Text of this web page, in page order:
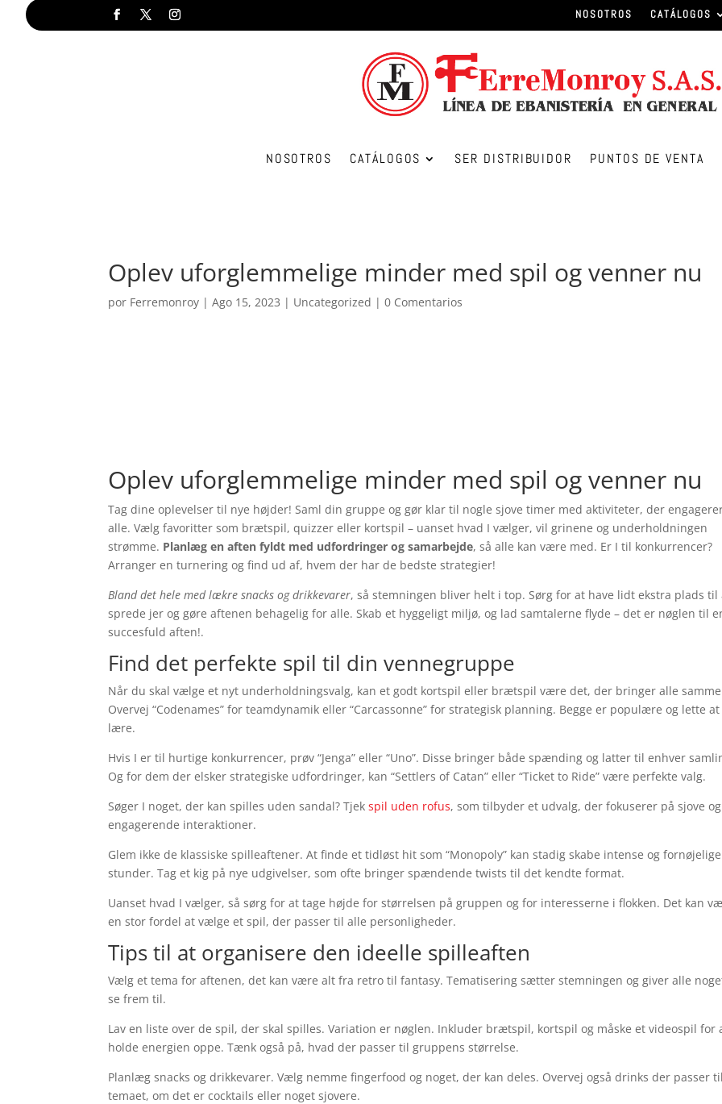
NOSOTROS CATÁLOGOS
NOSOTROS CATÁLOGOS SER DISTRIBUIDOR PUNTOS DE VENTA
Oplev uforglemmelige minder med spil og venner nu
por Ferremonroy |Ago 15, 2023 | Uncategorized |0 Comentarios
Oplev uforglemmelige minder med spil og venner nu
Tag dine oplevelser til nye højder! Saml din gruppe og gør klar til nogle sjove timer med aktiviteter, der
alle. Vælg favoritter som brætspil, quizzer eller kortspil – uanset hvad I vælger, vil grinene og underholdningen
strømme. Planlæg en aften fyldt med udfordringer og samarbejde, så alle kan være med. Er I til konkurrencer?
Arranger en turnering og find ud af, hvem der har de bedste strategier!
Bland det hele med lækre snacks og drikkevarer, så stemningen bliver helt i top. Sørg for at have lidt ekstra plads til
sprede jer og gøre aftenen behagelig for alle. Skab et hyggeligt miljø, og lad samtalerne flyde – det er nøglen til
succesfuld aften!.
Find det perfekte spil til din vennegruppe
Når du skal vælge et nyt underholdningsvalg, kan et godt kortspil eller brætspil være det, der bringer alle
Overvej “Codenames” for teamdynamik eller “Carcassonne” for strategisk planning. Begge er populære og lette at
lære.
Hvis I er til hurtige konkurrencer, prøv “Jenga” eller “Uno”. Disse bringer både spænding og latter til enhver
Og for dem der elsker strategiske udfordringer, kan “Settlers of Catan” eller “Ticket to Ride” være perfekte valg.
Søger I noget, der kan spilles uden sandal? Tjekspil uden rofus, som tilbyder et udvalg, der fokuserer på sjove og
engagerende interaktioner.
Glem ikke de klassiske spilleaftener. At finde et tidløst hit som “Monopoly” kan stadig skabe intense og fornøjelige
stunder. Tag et kig på nye udgivelser, som ofte bringer spændende twists til det kendte format.
Uanset hvad I vælger, så sørg for at tage højde for størrelsen på gruppen og for interesserne i flokken. Det kan
en stor fordel at vælge et spil, der passer til alle personligheder.
Tips til at organisere den ideelle spilleaften
Vælg et tema for aftenen, det kan være alt fra retro til fantasy. Tematisering sætter stemningen og giver alle
se frem til.
Lav en liste over de spil, der skal spilles. Variation er nøglen. Inkluder brætspil, kortspil og måske et videospil for
holde energien oppe. Tænk også på, hvad der passer til gruppens størrelse.
Planlæg snacks og drikkevarer. Vælg nemme fingerfood og noget, der kan deles. Overvej også drinks der passer til
temaet, om det er cocktails eller noget sjovere.